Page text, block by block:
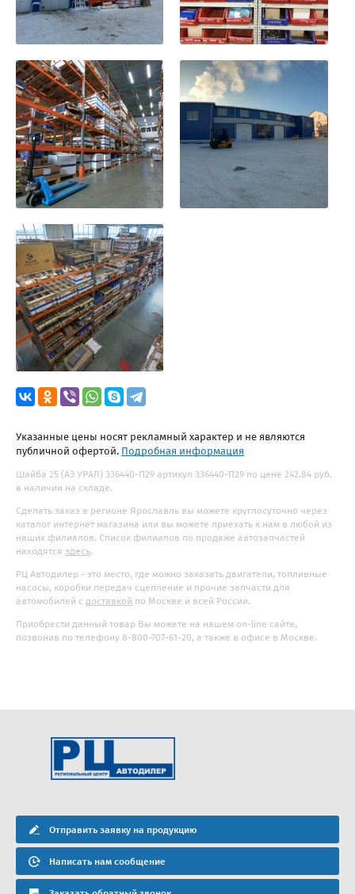
Указанные цены носят рекламный характер и не являются
публичной офертой. Подробная информация
Шайба 25 (АЗ УРАЛ) 336440-П29 артикул 336440-П29 по цене 242.84 руб.
в наличии на складе.
Сделать заказ в регионе Ярославль вы можете круглосуточно через
каталог интернет магазина или вы можете приехать к нам в любой из
наших филиалов. Список филиалов по продаже автозапчастей
находятся здесь.
РЦ Автодилер - это место, где можно заказать двигатели, топливные
насосы, коробки передач сцепление и прочие запчасти для
автомобилей с доставкой по Москве и всей России.
Приобрести данный товар Вы можете на нашем on-line сайте,
позвонив по телефону 8-800-707-61-20, а также в офисе в Москве.
Отправить заявку на продукцию
Написать нам сообщение